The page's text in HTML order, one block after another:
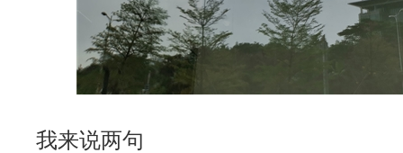
我来说两句